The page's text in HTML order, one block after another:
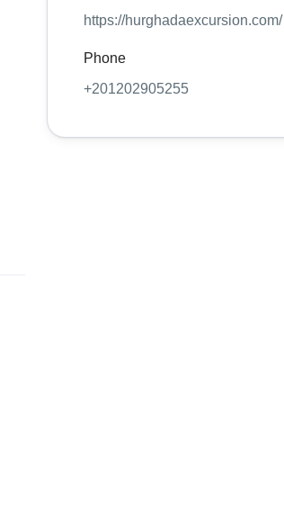
https://hurghadaexcursion.com/
Phone
+201202905255